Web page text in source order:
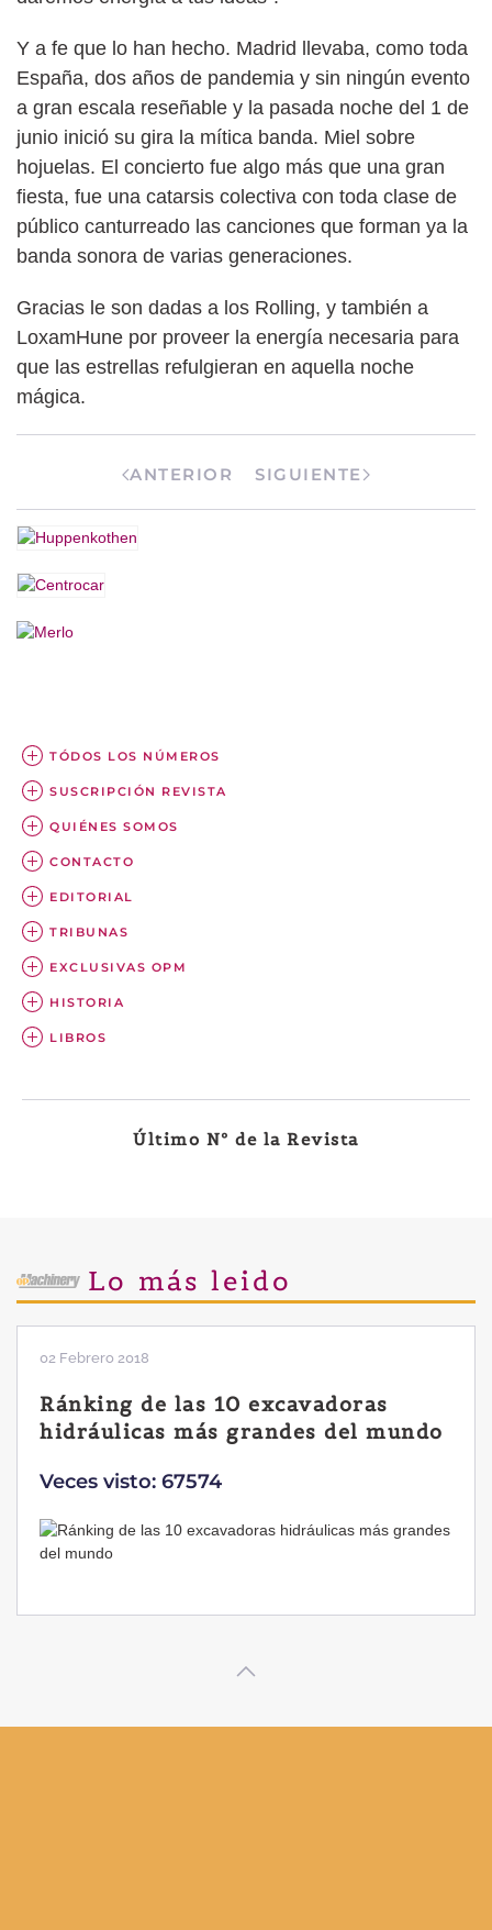
Y a fe que lo han hecho. Madrid llevaba, como toda
España, dos años de pandemia y sin ningún evento
a gran escala reseñable y la pasada noche del 1 de
junio inició su gira la mítica banda. Miel sobre
hojuelas. El concierto fue algo más que una gran
fiesta, fue una catarsis colectiva con toda clase de
público canturreado las canciones que forman ya la
banda sonora de varias generaciones.
Gracias le son dadas a los Rolling, y también a
LoxamHune por proveer la energía necesaria para
que las estrellas refulgieran en aquella noche
mágica.
ANTERIOR SIGUIENTE
TÓDOS LOS NÚMEROS
SUSCRIPCIÓN REVISTA
QUIÉNES SOMOS
CONTACTO
EDITORIAL
TRIBUNAS
EXCLUSIVAS OPM
HISTORIA
LIBROS
Último Nº de la Revista
Lo más leido
02 Febrero 2018
Ránking de las 10 excavadoras
hidráulicas más grandes del mundo
Veces visto: 67574